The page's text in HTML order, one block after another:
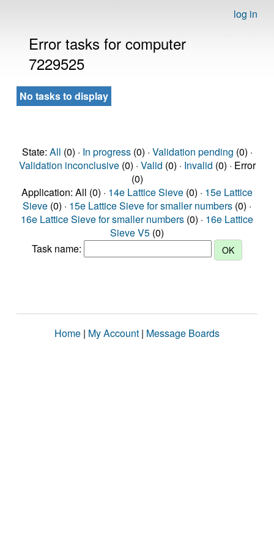
log in
Error tasks for computer
7229525
No tasks to display
State: All (0) · In progress(0) · Validation pending (0) ·
Validation inconclusive(0) · Valid (0) · Invalid (0) · Error
(0)
Application: All (0) · 14e Lattice Sieve (0) · 15e Lattice
Sieve (0) · 15e Lattice Sieve for smaller numbers (0) ·
16e Lattice Sieve for smaller numbers (0) · 16e Lattice
Sieve V5 (0)
Task name:
Home | My Account | Message Boards